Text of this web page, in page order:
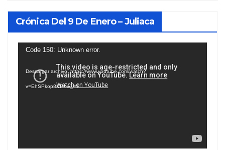
Crónica Del 9 De Enero – Juliaca
Reproductor
vídeo
Code 150: Unknown error.
Descargar archivo: https://www.youtube.com/watch?
v=EhSPkop8KPY&_=1